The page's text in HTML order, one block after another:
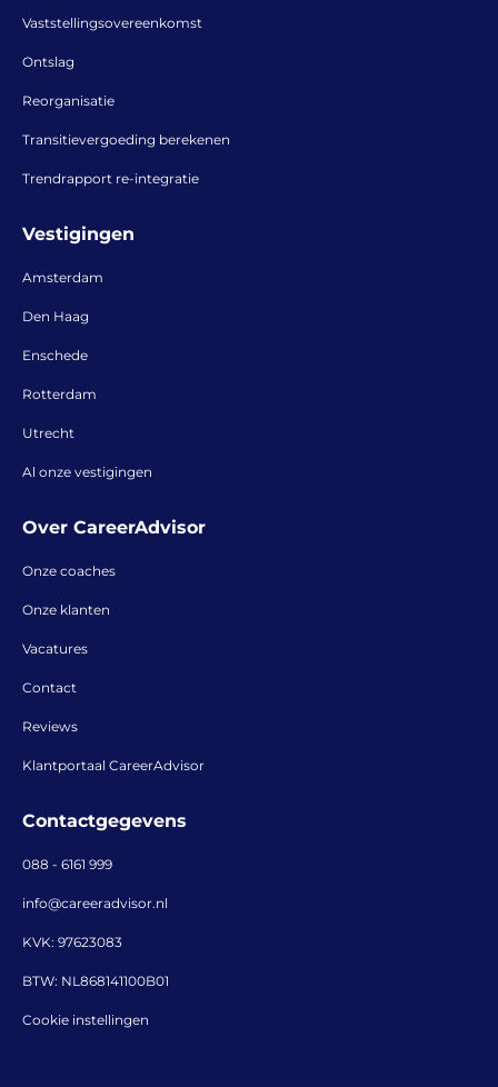
Vaststellingsovereenkomst
Ontslag
Reorganisatie
Transitievergoeding berekenen
Trendrapport re-integratie
Vestigingen
Amsterdam
Den Haag
Enschede
Rotterdam
Utrecht
Al onze vestigingen
Over CareerAdvisor
Onze coaches
Onze klanten
Vacatures
Contact
Reviews
Klantportaal CareerAdvisor
Contactgegevens
088 - 6161 999
info@careeradvisor.nl
KVK: 97623083
BTW: NL868141100B01
Cookie instellingen